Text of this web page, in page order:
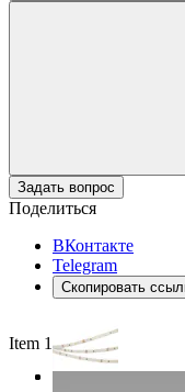
Задать вопрос
Поделиться
ВКонтакте
Telegram
Скопировать
Item 1 of 3